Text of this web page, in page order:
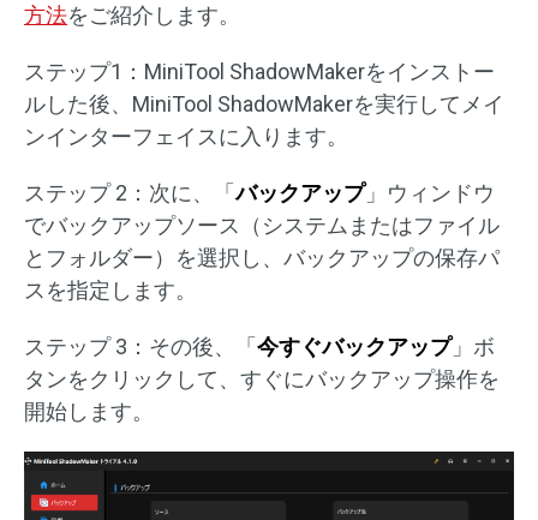
方法をご紹介します。
ステップ1：MiniTool ShadowMakerをインストー
ルした後、MiniTool ShadowMakerを実行してメイ
ンインターフェイスに入ります。
ステップ 2：次に、「バックアップ」ウィンドウ
でバックアップソース（システムまたはファイル
とフォルダー）を選択し、バックアップの保存パ
スを指定します。
ステップ 3：その後、「今すぐバックアップ」ボ
タンをクリックして、すぐにバックアップ操作を
開始します。